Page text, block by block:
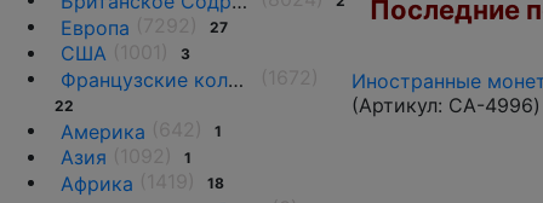
Европа 27
США 3
Французские колонии и территории
22
Америка 1
Азия 1
Африка 18
Последние
Иностранные
(Артикул: CA-4996)